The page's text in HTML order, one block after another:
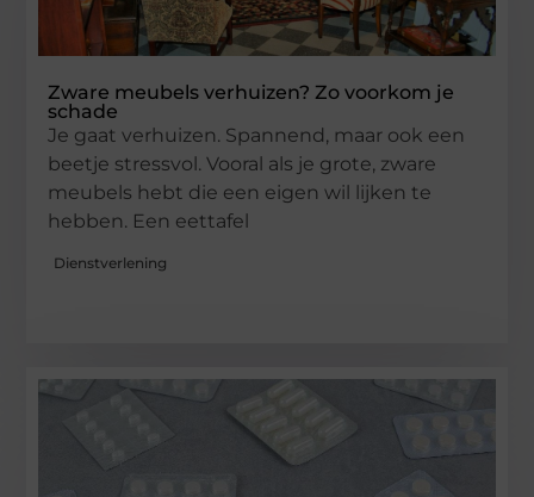
Zware meubels verhuizen? Zo voorkom je
schade
Je gaat verhuizen. Spannend, maar ook een
beetje stressvol. Vooral als je grote, zware
meubels hebt die een eigen wil lijken te
hebben. Een eettafel
Dienstverlening